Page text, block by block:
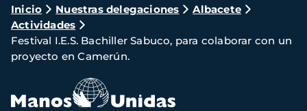
Ruta
de
navegación
Inicio Nuestras delegaciones
Albacete
Actividades
Festival I.E.S. Bachiller Sabuco, para colaborar con un
proyecto en Camerún.